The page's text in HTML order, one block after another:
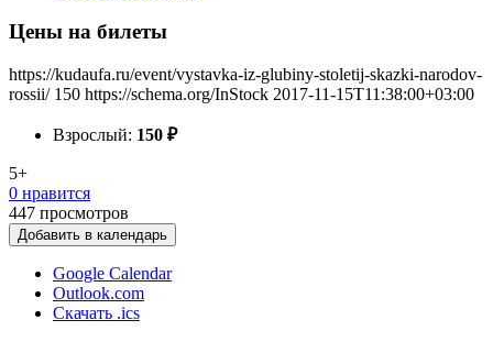
Цены на билеты
https://kudaufa.ru/event/vystavka-iz-glubiny-stoletij-skazki-narodov-
rossii/ 150 https://schema.org/InStock 2017-11-15T11:38:00+03:00
Взрослый: 150 ₽
5+
0 нравится
447 просмотров
Добавить в календарь
Google Calendar
Outlook.com
Скачать .ics